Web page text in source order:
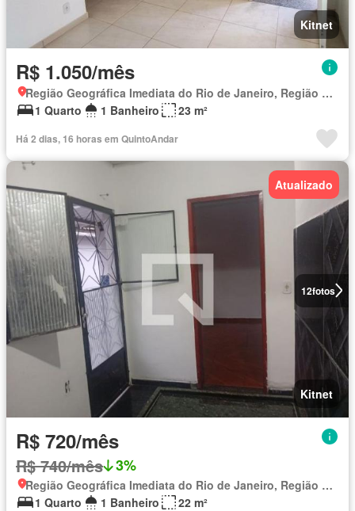
Kitnet
R$ 1.050/mês
Região Geográfica Imediata do Rio de Janeiro, Região Metropolitana do Rio de Janeiro
1 Quarto
1 Banheiro 23 m²
Há 2 dias, 16 horas em QuintoAndar
12fotos
Atualizado
Kitnet
R$ 720/mês
R$ 740/mês 3%
Região Geográfica Imediata do Rio de Janeiro, Região Metropolitana do Rio de Janeiro
1 Quarto
1 Banheiro 22 m²